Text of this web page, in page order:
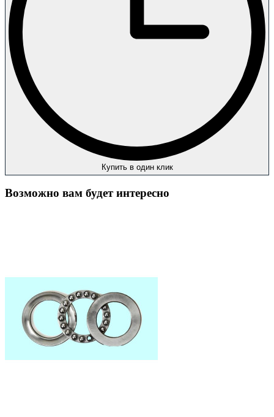
Купить в один клик
Возможно вам будет интересно